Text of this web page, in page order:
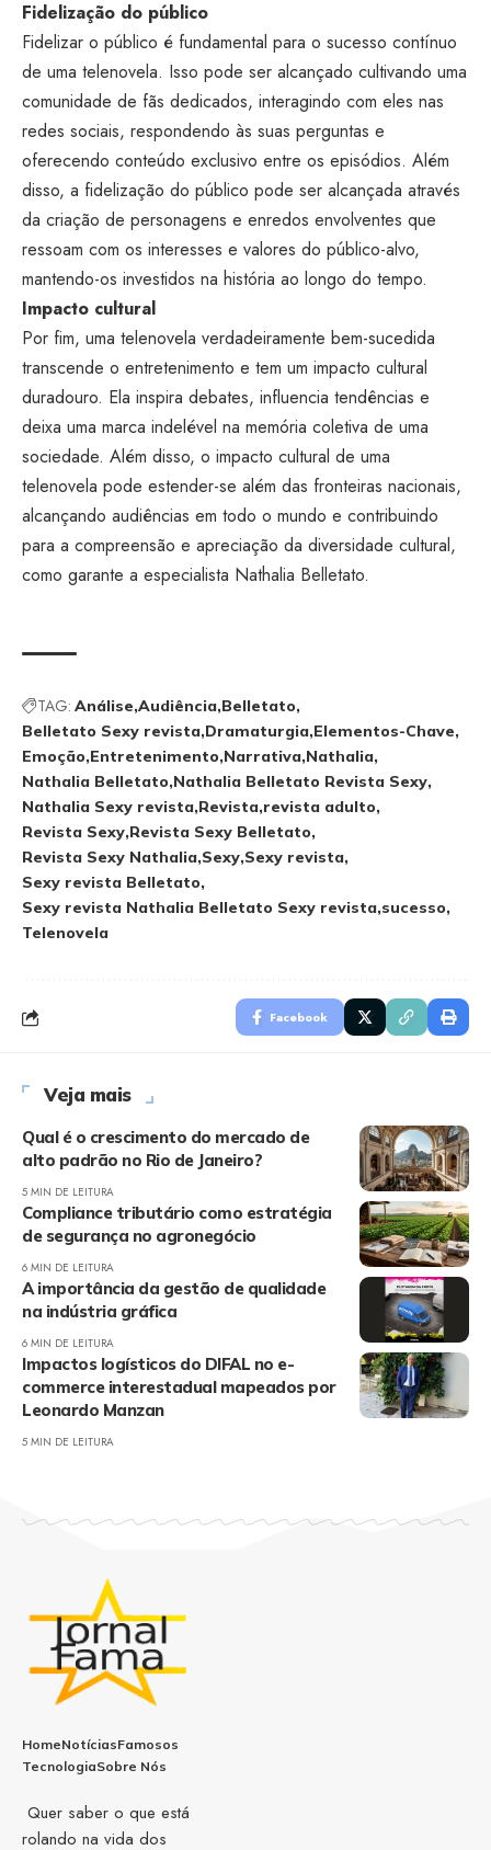
Fidelização do público
Fidelizar o público é fundamental para o sucesso contínuo
de uma telenovela. Isso pode ser alcançado cultivando uma
comunidade de fãs dedicados, interagindo com eles nas
redes sociais, respondendo às suas perguntas e
oferecendo conteúdo exclusivo entre os episódios. Além
disso, a fidelização do público pode ser alcançada através
da criação de personagens e enredos envolventes que
ressoam com os interesses e valores do público-alvo,
mantendo-os investidos na história ao longo do tempo.
Impacto cultural
Por fim, uma telenovela verdadeiramente bem-sucedida
transcende o entretenimento e tem um impacto cultural
duradouro. Ela inspira debates, influencia tendências e
deixa uma marca indelével na memória coletiva de uma
sociedade. Além disso, o impacto cultural de uma
telenovela pode estender-se além das fronteiras nacionais,
alcançando audiências em todo o mundo e contribuindo
para a compreensão e apreciação da diversidade cultural,
como garante a especialista Nathalia Belletato.
TAG: Análise Audiência Belletato
Belletato Sexy revista Dramaturgia Elementos-Chave
Emoção Entretenimento Narrativa Nathalia
Nathalia Belletato Nathalia Belletato Revista Sexy
Nathalia Sexy revista Revista revista adulto
Revista Sexy Revista Sexy Belletato
Revista Sexy Nathalia Sexy Sexy revista
Sexy revista Belletato
Sexy revista Nathalia Belletato Sexy revista sucesso
Telenovela
Facebook
Veja mais
Qual é o crescimento do mercado de
alto padrão no Rio de Janeiro?
5 MIN DE LEITURA
Compliance tributário como estratégia
de segurança no agronegócio
6 MIN DE LEITURA
A importância da gestão de qualidade
na indústria gráfica
6 MIN DE LEITURA
Impactos logísticos do DIFAL no e-
commerce interestadual mapeados por
Leonardo Manzan
5 MIN DE LEITURA
HomeNotíciasFamosos
TecnologiaSobre Nós
Quer saber o que está
rolando na vida dos